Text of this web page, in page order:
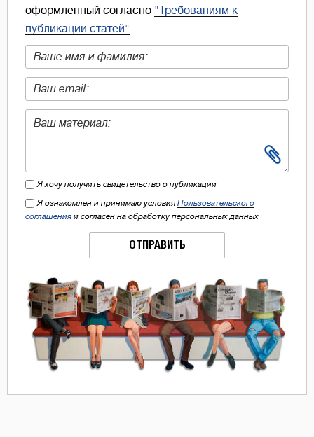
оформленный согласно "Требованиям к
публикации статей".
Я хочу получить свидетельство о публикации
Я ознакомлен и принимаю условия Пользовательского
соглашения и согласен на обработку персональных данных
ОТПРАВИТЬ